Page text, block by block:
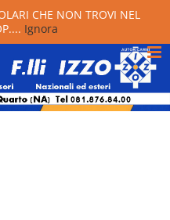
CHE NON TROVI NEL
Ignora